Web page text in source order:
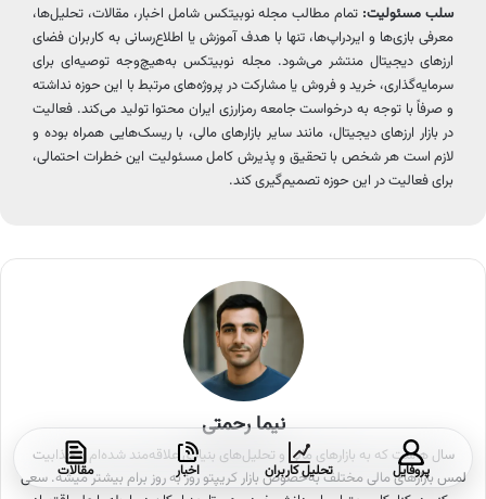
سلب مسئولیت: تمام مطالب مجله نوبیتکس شامل اخبار، مقالات، تحلیل‌ها،
معرفی بازی‌ها و ایردراپ‌ها، تنها با هدف آموزش یا اطلاع‌رسانی به کاربران فضای
ارزهای دیجیتال منتشر می‌شود. مجله نوبیتکس به‌هیچ‌وجه توصیه‌ای برای
سرمایه‌گذاری، خرید و فروش یا مشارکت در پروژه‌های مرتبط با این حوزه نداشته
و صرفاً با توجه به درخواست جامعه رمزارزی ایران محتوا تولید می‌کند. فعالیت
در بازار ارزهای دیجیتال، مانند سایر بازارهای مالی، با ریسک‌هایی همراه بوده و
لازم است هر شخص با تحقیق و پذیرش کامل مسئولیت این خطرات احتمالی،
برای فعالیت در این حوزه تصمیم‌گیری کند.
نیما رحمتی
سال هاست که به بازارهای مالی و تحلیل‌های بنیادی علاقه‌مند شده‌ام و جذابیت
لمس بازارهای مالی مختلف به‌خصوص بازار کریپتو روز به روز برام بیشتر میشه. سعی
پروفایل تحلیل کاربران اخبار مقالات